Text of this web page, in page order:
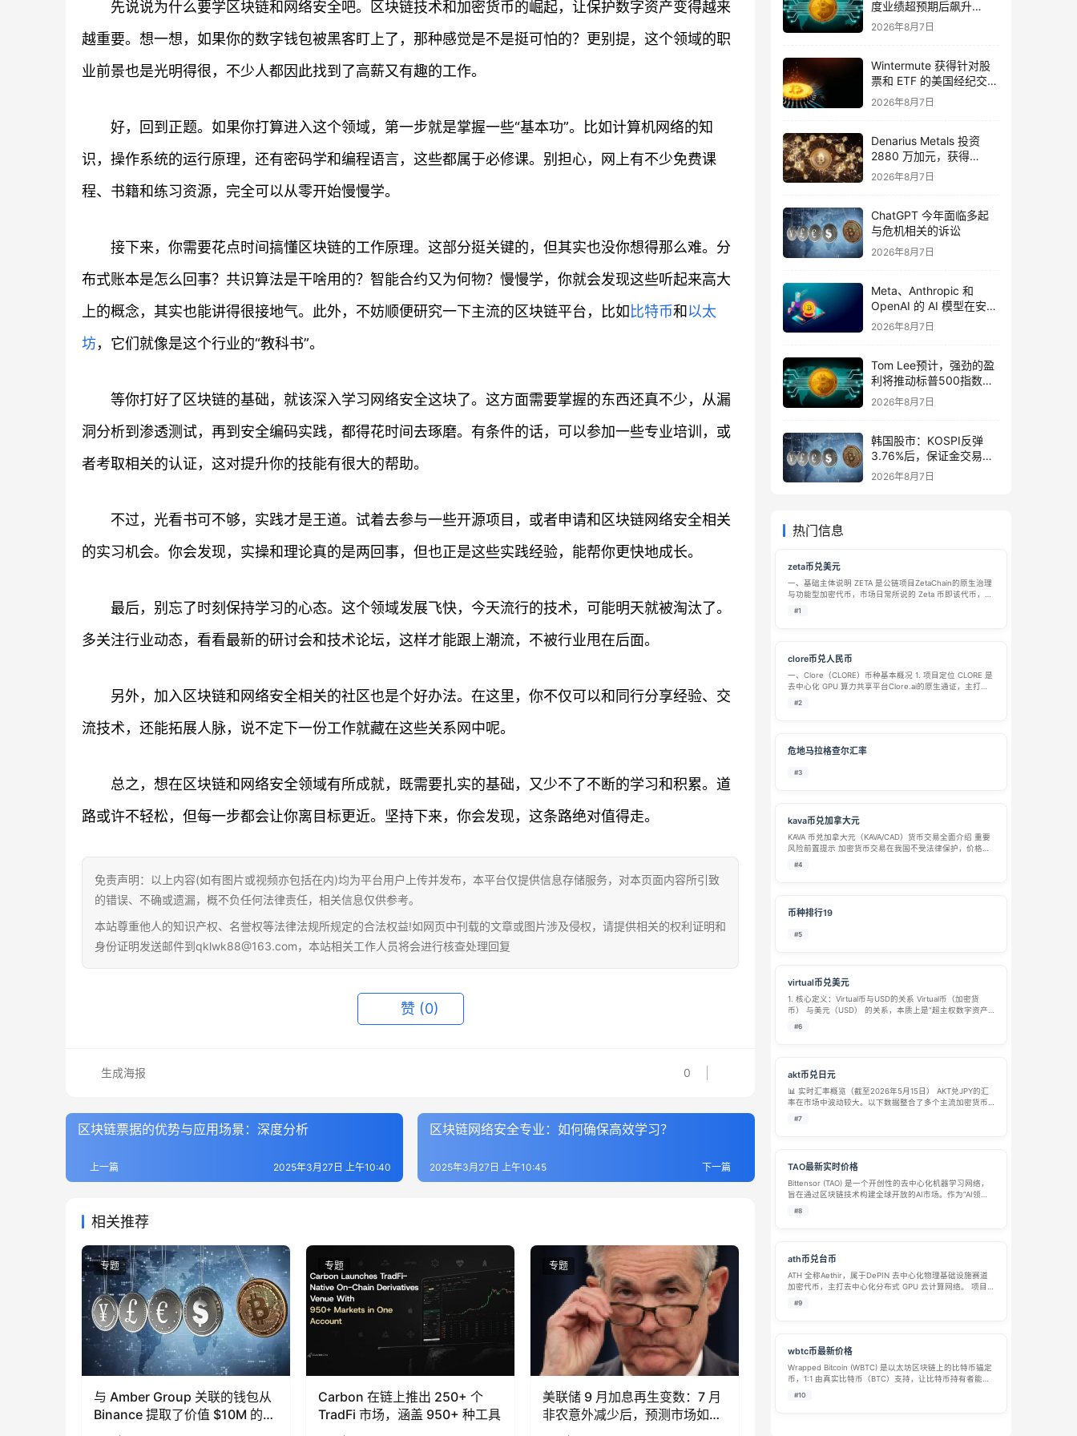
先说说为什么要学区块链和网络安全吧。区块链技术和加密货币的崛起，让保护数字资产变得越来
越重要。想一想，如果你的数字钱包被黑客盯上了，那种感觉是不是挺可怕的？更别提，这个领域的职
业前景也是光明得很，不少人都因此找到了高薪又有趣的工作。
好，回到正题。如果你打算进入这个领域，第一步就是掌握一些“基本功”。比如计算机网络的知
识，操作系统的运行原理，还有密码学和编程语言，这些都属于必修课。别担心，网上有不少免费课
程、书籍和练习资源，完全可以从零开始慢慢学。
接下来，你需要花点时间搞懂区块链的工作原理。这部分挺关键的，但其实也没你想得那么难。分
布式账本是怎么回事？共识算法是干啥用的？智能合约又为何物？慢慢学，你就会发现这些听起来高大
上的概念，其实也能讲得很接地气。此外，不妨顺便研究一下主流的区块链平台，比如比特币和 以太
坊，它们就像是这个行业的“教科书”。
等你打好了区块链的基础，就该深入学习网络安全这块了。这方面需要掌握的东西还真不少，从漏
洞分析到渗透测试，再到安全编码实践，都得花时间去琢磨。有条件的话，可以参加一些专业培训，或
者考取相关的认证，这对提升你的技能有很大的帮助。
不过，光看书可不够，实践才是王道。试着去参与一些开源项目，或者申请和区块链网络安全相关
的实习机会。你会发现，实操和理论真的是两回事，但也正是这些实践经验，能帮你更快地成长。
最后，别忘了时刻保持学习的心态。这个领域发展飞快，今天流行的技术，可能明天就被淘汰了。
多关注行业动态，看看最新的研讨会和技术论坛，这样才能跟上潮流，不被行业甩在后面。
另外，加入区块链和网络安全相关的社区也是个好办法。在这里，你不仅可以和同行分享经验、交
流技术，还能拓展人脉，说不定下一份工作就藏在这些关系网中呢。
总之，想在区块链和网络安全领域有所成就，既需要扎实的基础，又少不了不断的学习和积累。道
路或许不轻松，但每一步都会让你离目标更近。坚持下来，你会发现，这条路绝对值得走。
免责声明：以上内容(如有图片或视频亦包括在内)均为平台用户上传并发布，本平台仅提供信息存储服务，对本页面内容所引致
的错误、不确或遗漏，概不负任何法律责任，相关信息仅供参考。
本站尊重他人的知识产权、名誉权等法律法规所规定的合法权益!如网页中刊载的文章或图片涉及侵权，请提供相关的权利证明和
身份证明发送邮件到qklwk88@163.com，本站相关工作人员将会进行核查处理回复
赞 (0)
0
生成海报
区块链票据的优势与应用场景：深度分析
上一篇 2025年3月27日 上午10:40
区块链网络安全专业：如何确保高效学习？
下一篇
2025年3月27日 上午10:45
相关推荐
专题
与 Amber Group 关联的钱包从
Binance 提取了价值 $10M 的
ENA、AAVE、ETH、BNB 和
专题
Carbon 在链上推出 250+ 个
TradFi 市场，涵盖 950+ 种工具
专题
美联储 9 月加息再生变数：7 月
非农意外减少后，预测市场如何
重新定价？
度业绩超预期后飙升
16%，华尔街将目标价上
2026年8月7日
Wintermute 获得针对股
票和 ETF 的美国经纪交易
商资格
2026年8月7日
Denarius Metals 投资
2880 万加元，获得
Copper Giant Resources
2026年8月7日
ChatGPT 今年面临多起
与危机相关的诉讼
2026年8月7日
Meta、Anthropic 和
OpenAI 的 AI 模型在安全
测试期间入侵外部组织
2026年8月7日
Tom Lee预计，强劲的盈
利将推动标普500指数在
8月前升至8,000点
2026年8月7日
韩国股市：KOSPI反弹
3.76%后，保证金交易激
增1万亿韩元
2026年8月7日
热门信息
zeta币兑美元
一、基础主体说明 ZETA 是公链项目ZetaChain的原生治理
与功能型加密代币，市场日常所说的 Zeta 币即该代币，依
托主打全链互通的一层公链 ZetaChain 发行，定位为跨链
#1
clore币兑人民币
一、Clore（CLORE）币种基本概况 1. 项目定位 CLORE 是
去中心化 GPU 算力共享平台Clore.ai的原生通证，主打
P2P 闲置 GPU 资源撮合交易，对接算力供给方与需求方，
#2
危地马拉格查尔汇率
#3
kava币兑加拿大元
KAVA 币兑加拿大元（KAVA/CAD）货币交易全面介绍 重要
风险前置提示 加密货币交易在我国不受法律保护，价格波
动极大、存在平台跑路、合约漏洞、各国监管禁令等多重
#4
币种排行19
#5
virtual币兑美元
1. 核心定义：Virtual币与USD的关系 Virtual币（加密货
币） 与美元（USD） 的关系，本质上是“超主权数字资产”
与“国家主权信用货币”之间的汇率博弈。 比特币（BTC）/
#6
akt币兑日元
📊 实时汇率概览（截至2026年5月15日） AKT兑JPY的汇
率在市场中波动较大。以下数据整合了多个主流加密货币
平台的最新报价，由于市场波动，不同平台之间存在一定
#7
TAO最新实时价格
Bittensor (TAO) 是一个开创性的去中心化机器学习网络，
旨在通过区块链技术构建全球开放的AI市场。作为”AI领域
的比特币”，TAO采用独特的激励机制，将全球计算资源和
#8
ath币兑台币
ATH 全称Aethir，属于DePIN 去中心化物理基础设施赛道
加密代币，主打去中心化分布式 GPU 云计算网络。 项目
定位 搭建分布式算力网络，整合全球闲置 GPU 资源，面
#9
wbtc币最新价格
Wrapped Bitcoin (WBTC) 是以太坊区块链上的比特币锚定
币，1:1 由真实比特币（BTC）支持，让比特币持有者能在
以太坊生态中使用BTC进行DeFi、NFT交易和其他智能合
#10